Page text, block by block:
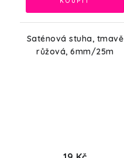
Saténová stuha, tmavě
růžová, 6mm/25m